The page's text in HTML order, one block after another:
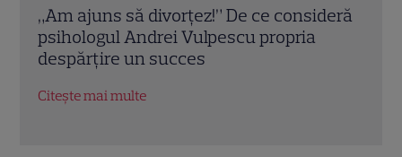
Eva Pavel nu ia vacanță! Realizatoarea
emisiunii „Apel la Consilier” pregătește
un nou sezon intens la Kanal D
Citește mai multe